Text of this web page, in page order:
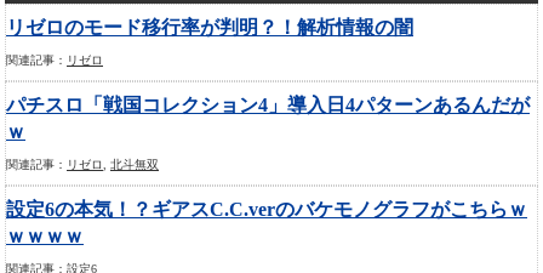
リゼロのモード移行率が判明？！解析情報の闇
関連記事： リゼロ
パチスロ「戦国コレクション4」導入日4パターンあるんだが
ｗ
関連記事： リゼロ 北斗無双
設定6の本気！？ギアスC.C.verのバケモノグラフがこちらｗ
ｗｗｗｗ
関連記事： 設定6